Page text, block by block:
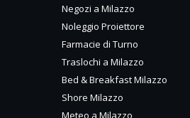
Negozi a Milazzo
Noleggio Proiettore
Farmacie di Turno
Traslochi a Milazzo
Bed & Breakfast Milazzo
Shore Milazzo
Meteo a Milazzo